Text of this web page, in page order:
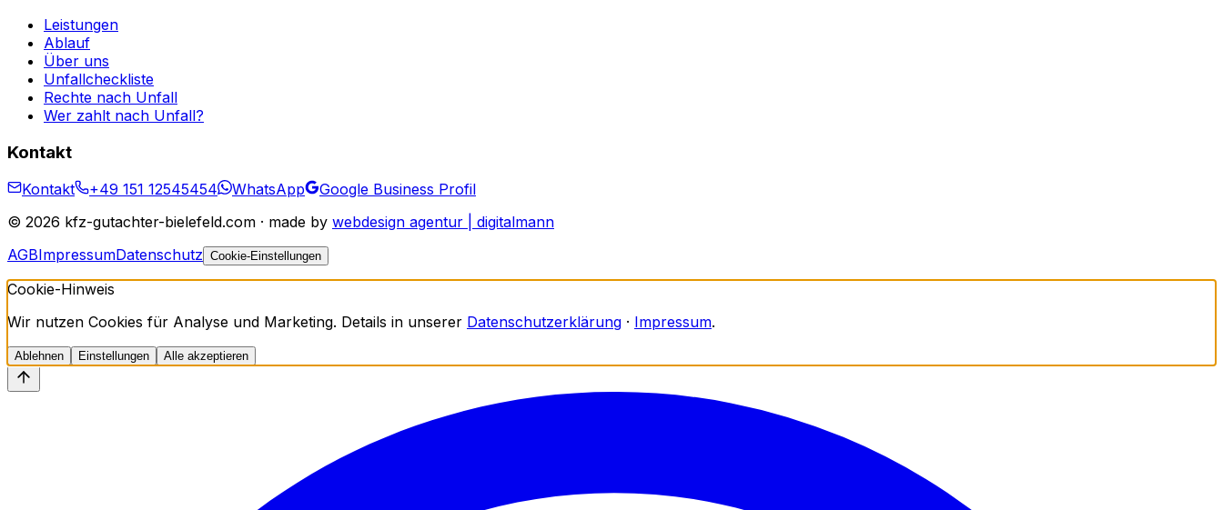
Leistungen
Ablauf
Über uns
Unfallcheckliste
Rechte nach Unfall
Wer zahlt nach Unfall?
Kontakt
Kontakt +49 151 12545454 WhatsApp
Google Business Profil
© 2026 kfz-gutachter-bielefeld.com · made by webdesign agentur | digitalmann
AGBImpressumDatenschutz Cookie-Einstellungen
Cookie-Hinweis
Wir nutzen Cookies für Analyse und Marketing. Details in unserer Datenschutzerklärung · Impressum.
Ablehnen Einstellungen Alle akzeptieren